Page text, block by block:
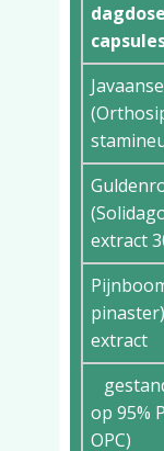
extract
extract
op 95%
OPC)